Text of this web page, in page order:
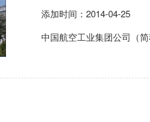
添加时间：2014-04-25
中国航空工业集团公司（简